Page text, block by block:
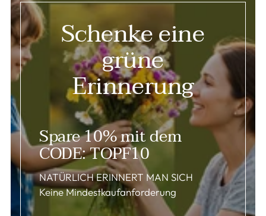
Schenke eine
grüne
Erinnerung
Spare 10% mit dem
CODE: TOPF10
NATÜRLICH ERINNERT MAN SICH
Keine Mindestkaufanforderung